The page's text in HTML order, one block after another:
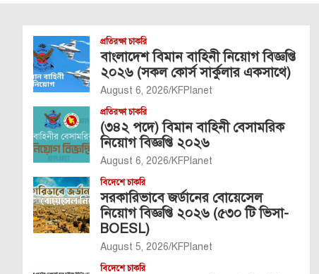
প্রতিরক্ষা চাকরি
বাংলাদেশ বিমান বাহিনী নিয়োগ বিজ্ঞপ্তি
২০২৬ (সকল কোর্স সার্কুলার একসাথে)
August 6, 2026 KFPlanet
প্রতিরক্ষা চাকরি
(৩৪২ পদে) বিমান বাহিনী বেসামরিক
নিয়োগ বিজ্ঞপ্তি ২০২৬
August 6, 2026 KFPlanet
বিদেশে চাকরি
সরকারিভাবে জর্ডানের বোয়েসেল
নিয়োগ বিজ্ঞপ্তি ২০২৬ (৫৩০ টি ভিসা-
BOESL)
August 5, 2026 KFPlanet
বিদেশে চাকরি